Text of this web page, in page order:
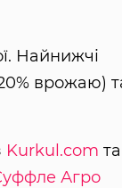
Найнижчі
врожаю)
Kurkul.com та
Агро